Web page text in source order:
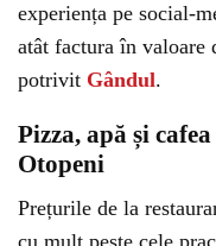
experiența pe social-
atât factura în valoare
potrivit Gândul.
Pizza, apă și
Otopeni
Prețurile de la
cu mult peste cele